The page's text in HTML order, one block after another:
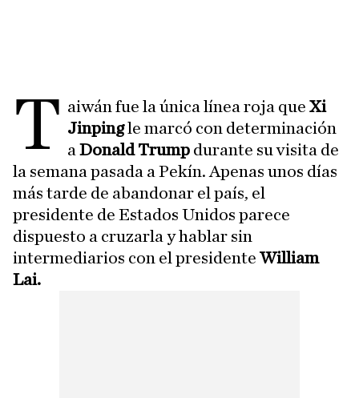
T aiwán fue la única línea roja queXi
Jinpingle marcó con determinación
aDonald Trump durante su visita de
la semana pasada a Pekín. Apenas unos días
más tarde de abandonar el país, el
presidente de Estados Unidos parece
dispuesto a cruzarla y hablar sin
intermediarios con el presidente William
Lai.